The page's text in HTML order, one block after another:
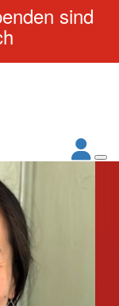
sind